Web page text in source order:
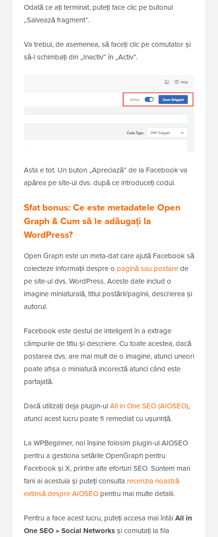
Odată ce ați terminat, puteți face clic pe butonul
„Salvează fragment”.
Va trebui, de asemenea, să faceți clic pe comutator și
să-l schimbați din „Inactiv” în „Activ”.
Asta e tot. Un buton „Apreciază” de la Facebook va
apărea pe site-ul dvs. după ce introduceți codul.
Sfat bonus: Ce este metadatele Open
Graph & Cum să le adăugați la
WordPress?
Open Graph este un meta-dat care ajută Facebook să
colecteze informații despre o pagină sau postarede
pe site-ul dvs. WordPress. Aceste date includ o
imagine miniaturală, titlul postării/paginii, descrierea și
autorul.
Facebook este destul de inteligent în a extrage
câmpurile de titlu și descriere. Cu toate acestea, dacă
postarea dvs. are mai mult de o imagine, atunci uneori
poate afișa o miniatură incorectă atunci când este
partajată.
Dacă utilizați deja plugin-ulAll in One SEO (AIOSEO),
atunci acest lucru poate fi remediat cu ușurință.
La WPBeginner, noi înșine folosim plugin-ul AIOSEO
pentru a gestiona setările OpenGraph pentru
Facebook și X, printre alte eforturi SEO. Suntem mari
fani ai acestuia și puteți consulta recenzia noastră
extinsă despre AIOSEO pentru mai multe detalii.
Pentru a face acest lucru, puteți accesa mai întâiAll in
One SEO » Social Networksși comutați la fila